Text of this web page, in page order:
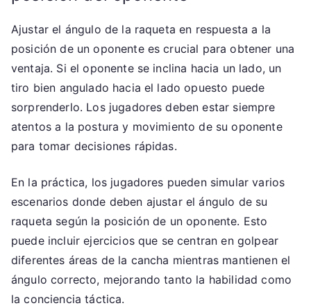
Ajustar el ángulo de la raqueta en respuesta a la
posición de un oponente es crucial para obtener una
ventaja. Si el oponente se inclina hacia un lado, un
tiro bien angulado hacia el lado opuesto puede
sorprenderlo. Los jugadores deben estar siempre
atentos a la postura y movimiento de su oponente
para tomar decisiones rápidas.
En la práctica, los jugadores pueden simular varios
escenarios donde deben ajustar el ángulo de su
raqueta según la posición de un oponente. Esto
puede incluir ejercicios que se centran en golpear
diferentes áreas de la cancha mientras mantienen el
ángulo correcto, mejorando tanto la habilidad como
la conciencia táctica.